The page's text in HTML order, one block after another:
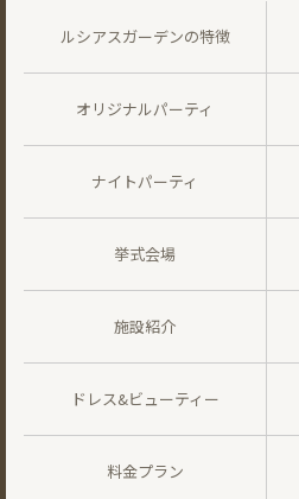
ルシアスガーデンの特徴
オリジナルパーティ
ナイトパーティ
挙式会場
施設紹介
ドレス&ビューティー
料金プラン